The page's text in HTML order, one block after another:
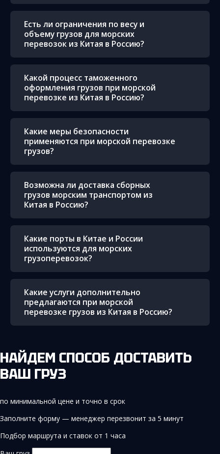
Есть ли ограничения по весу и
объему грузов для морских
перевозок из Китая в Россию?
Какой процесс таможенного
оформления грузов при морской
перевозке из Китая в Россию?
Какие меры безопасности
применяются при морской перевозке
грузов?
Возможна ли доставка сборных
грузов морским транспортом из
Китая в Россию?
Какие порты в Китае и России
используются для морских
грузоперевозок?
Какие услуги дополнительно
предлагаются при морской
перевозке грузов из Китая в Россию?
НАЙДЕМ СПОСОБ ДОСТАВИТЬ
ВАШ ГРУЗ
по минимальной цене и точно в срок
Заполните форму — менеджер перезвонит за 5 минут
Подбор маршрута и ставок от 1 часа